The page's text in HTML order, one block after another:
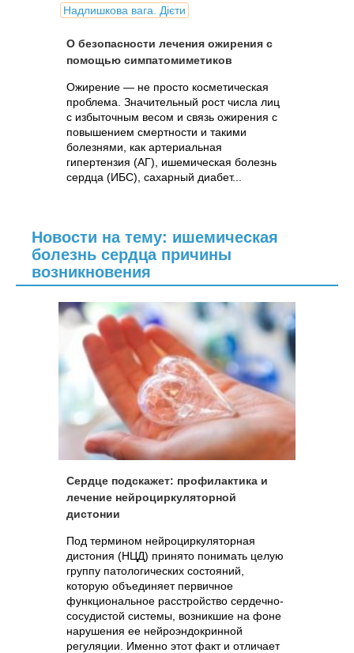
Надлишкова вага. Дієти
О безопасности лечения ожирения с
помощью симпатомиметиков
Ожирение — не просто косметическая
проблема. Значительный рост числа лиц
с избыточным весом и связь ожирения с
повышением смертности и такими
болезнями, как артериальная
гипертензия (АГ), ишемическая болезнь
сердца (ИБС), сахарный диабет...
Новости на тему: ишемическая
болезнь сердца причины
возникновения
Сердце подскажет: профилактика и
лечение нейроциркуляторной
дистонии
Под термином нейроциркуляторная
дистония (НЦД) принято понимать целую
группу патологических состояний,
которую объединяет первичное
функциональное расстройство сердечно-
сосудистой системы, возникшие на фоне
нарушения ее нейроэндокринной
регуляции. Именно этот факт и отличает